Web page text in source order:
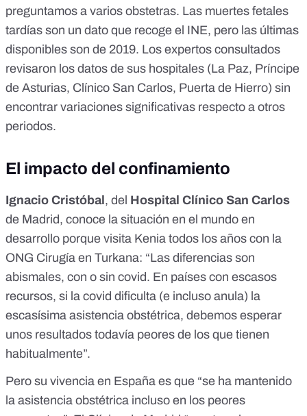
preguntamos a varios obstetras. Las muertes fetales
tardías son un dato que recoge el INE, pero las últimas
disponibles son de 2019. Los expertos consultados
revisaron los datos de sus hospitales (La Paz, Príncipe
de Asturias, Clínico San Carlos, Puerta de Hierro) sin
encontrar variaciones significativas respecto a otros
periodos.
El impacto del confinamiento
Ignacio Cristóbal , del Hospital Clínico San Carlos
de Madrid, conoce la situación en el mundo en
desarrollo porque visita Kenia todos los años con la
ONG Cirugía en Turkana: “Las diferencias son
abismales, con o sin covid. En países con escasos
recursos, si la covid dificulta (e incluso anula) la
escasísima asistencia obstétrica, debemos esperar
unos resultados todavía peores de los que tienen
habitualmente”.
Pero su vivencia en España es que “se ha mantenido
la asistencia obstétrica incluso en los peores